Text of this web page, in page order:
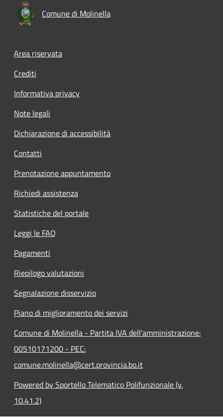
Comune di Molinella
Area riservata
Crediti
Informativa privacy
Note legali
Dichiarazione di accessibilità
Contatti
Prenotazione appuntamento
Richiedi assistenza
Statistiche del portale
Leggi le FAQ
Pagamenti
Riepilogo valutazioni
Segnalazione disservizio
Piano di miglioramento dei servizi
Comune di Molinella - Partita IVA dell'amministrazione:
00510171200 - PEC:
comune.molinella@cert.provincia.bo.it
Powered by Sportello Telematico Polifunzionale (v.
10.41.2)